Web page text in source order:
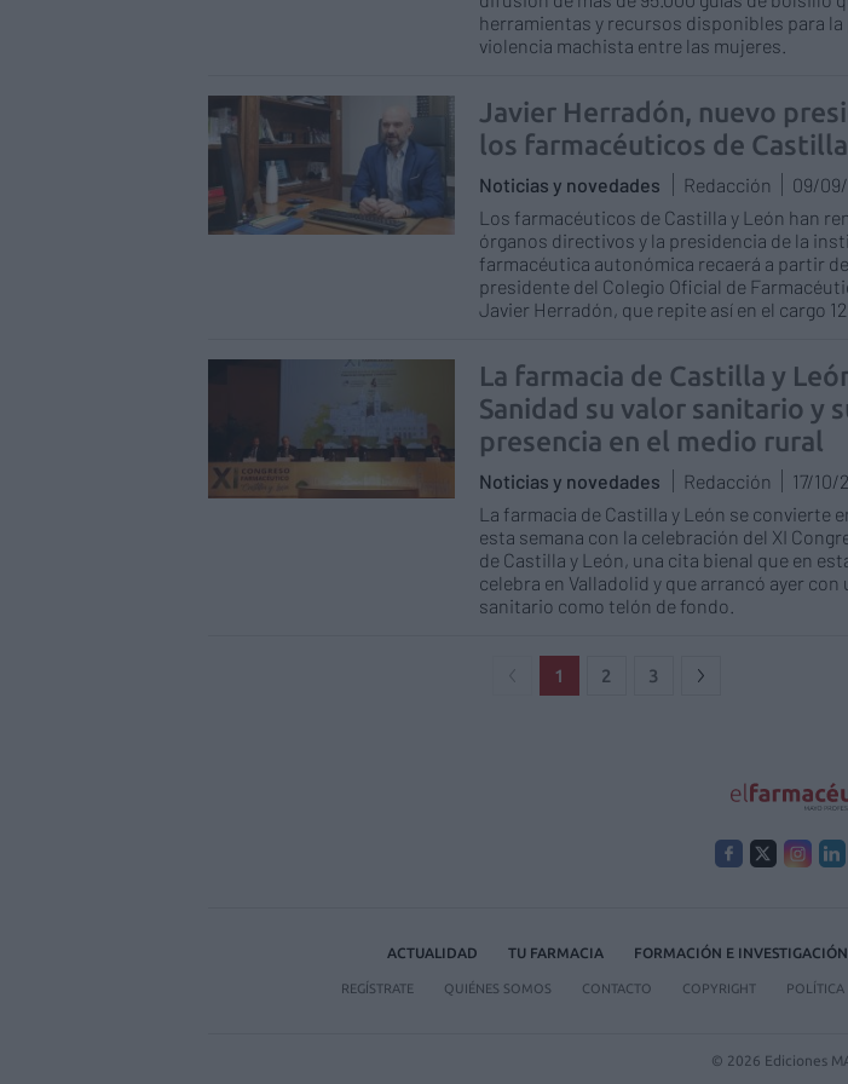
herramientas y recursos disponibles para la
violencia machista entre las mujeres.
Javier Herradón, nuevo
los farmacéuticos de
Noticias y novedades Redacción
09/
Los farmacéuticos de Castilla y León han
órganos directivos y la presidencia de la
farmacéutica autonómica recaerá a partir
presidente del Colegio Oficial de
Javier Herradón, que repite así en el cargo
La farmacia de Castilla y
Sanidad su valor sanitario y
presencia en el medio rural
Noticias y novedades Redacción
17/10/
La farmacia de Castilla y León se convierte
esta semana con la celebración del XI
de Castilla y León, una cita bienal que en
celebra en Valladolid y que arrancó ayer
sanitario como telón de fondo.
1 2 3
ACTUALIDAD TU FARMACIA FORMACIÓN E INVESTIGACIÓN
REGÍSTRATE QUIÉNES SOMOS CONTACTO COPYRIGHT POLÍTICA
© 2026 Ediciones